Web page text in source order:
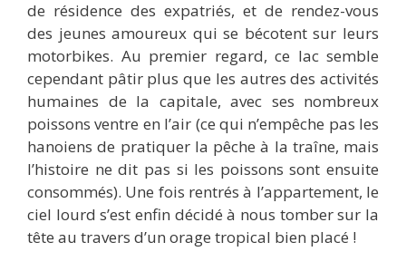
de résidence des expatriés, et de rendez-vous
des jeunes amoureux qui se bécotent sur leurs
motorbikes. Au premier regard, ce lac semble
cependant pâtir plus que les autres des activités
humaines de la capitale, avec ses nombreux
poissons ventre en l’air (ce qui n’empêche pas les
hanoiens de pratiquer la pêche à la traîne, mais
l’histoire ne dit pas si les poissons sont ensuite
consommés). Une fois rentrés à l’appartement, le
ciel lourd s’est enfin décidé à nous tomber sur la
tête au travers d’un orage tropical bien placé !